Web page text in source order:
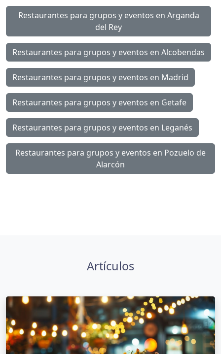
Restaurantes para grupos y eventos en Arganda
del Rey
Restaurantes para grupos y eventos en Alcobendas
Restaurantes para grupos y eventos en Madrid
Restaurantes para grupos y eventos en Getafe
Restaurantes para grupos y eventos en Leganés
Restaurantes para grupos y eventos en Pozuelo de
Alarcón
Artículos